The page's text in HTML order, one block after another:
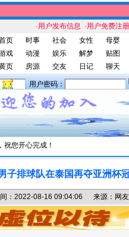
·用户发布信息 ·用户免费注册
页
时事 社会 女性 母婴
戏
动漫 娱乐 解梦 贴图
页
房源 交友 日记 聊天
用户密码：
祝您开心完成！
子排球队在泰国再夺亚洲杯
：2022-08-16 09:04:06 来源：网